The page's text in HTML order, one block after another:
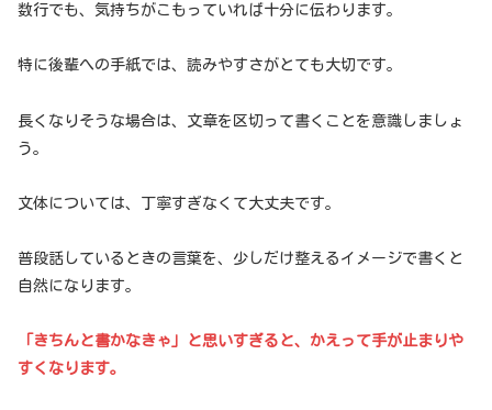
数行でも、気持ちがこもっていれば十分に伝わります。
特に後輩への手紙では、読みやすさがとても大切です。
長くなりそうな場合は、文章を区切って書くことを意識しましょ
う。
文体については、丁寧すぎなくて大丈夫です。
普段話しているときの言葉を、少しだけ整えるイメージで書くと
自然になります。
「きちんと書かなきゃ」と思いすぎると、かえって手が止まりや
すくなります。